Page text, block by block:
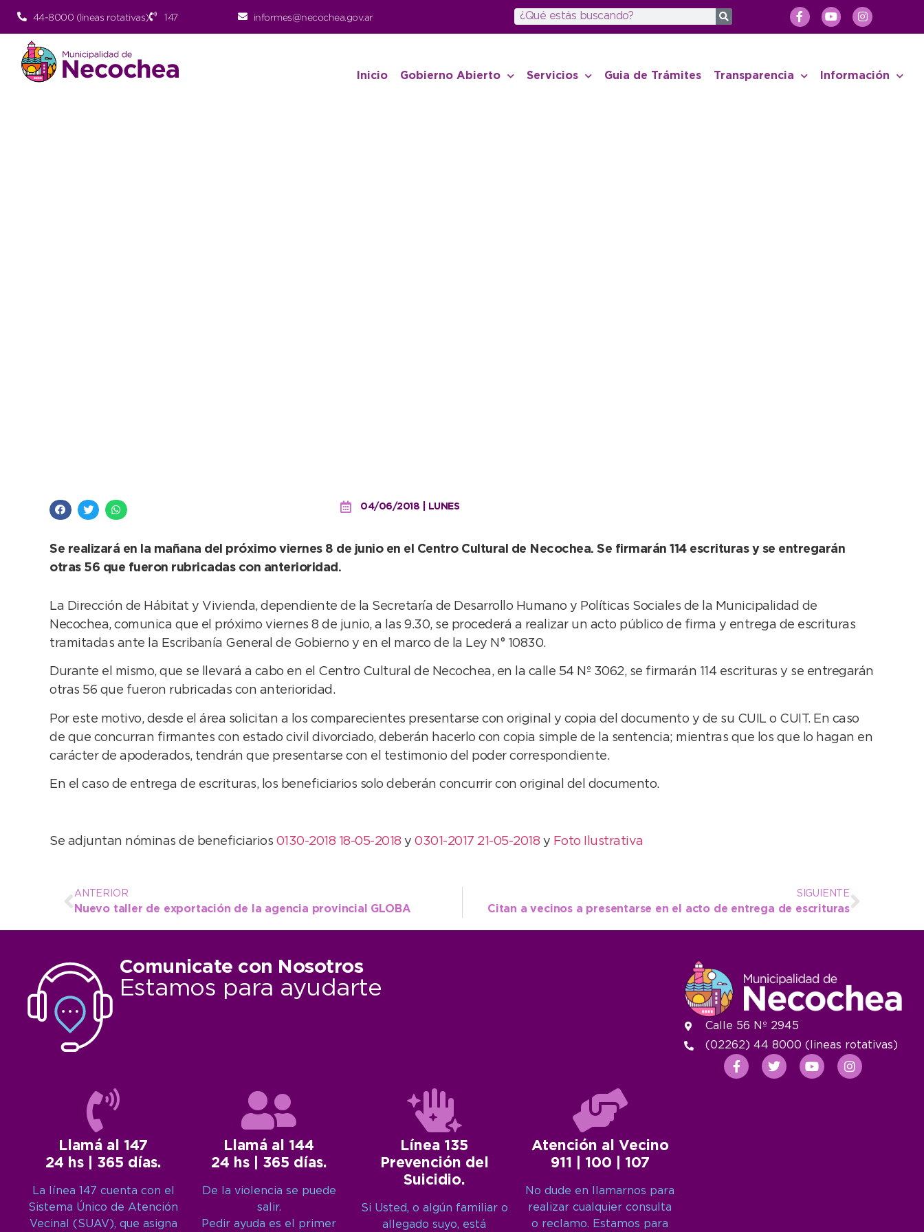
44-8000 (lineas rotativas) 147 informes@necochea.gov.ar
Inicio Gobierno Abierto Servicios Guia de Trámites Transparencia Información
04/06/2018 | LUNES
Se realizará en la mañana del próximo viernes 8 de junio en el Centro Cultural de Necochea. Se firmarán 114 escrituras y se entregarán
otras 56 que fueron rubricadas con anterioridad.
La Dirección de Hábitat y Vivienda, dependiente de la Secretaría de Desarrollo Humano y Políticas Sociales de la Municipalidad de
Necochea, comunica que el próximo viernes 8 de junio, a las 9.30, se procederá a realizar un acto público de firma y entrega de escrituras
tramitadas ante la Escribanía General de Gobierno y en el marco de la Ley N° 10830.
Durante el mismo, que se llevará a cabo en el Centro Cultural de Necochea, en la calle 54 Nº 3062, se firmarán 114 escrituras y se entregarán
otras 56 que fueron rubricadas con anterioridad.
Por este motivo, desde el área solicitan a los comparecientes presentarse con original y copia del documento y de su CUIL o CUIT. En caso
de que concurran firmantes con estado civil divorciado, deberán hacerlo con copia simple de la sentencia; mientras que los que lo hagan en
carácter de apoderados, tendrán que presentarse con el testimonio del poder correspondiente.
En el caso de entrega de escrituras, los beneficiarios solo deberán concurrir con original del documento.
Se adjuntan nóminas de beneficiarios 0130-2018 18-05-2018 y 0301-2017 21-05-2018 y Foto Ilustrativa
ANTERIOR
Nuevo taller de exportación de la agencia provincial GLOBA
SIGUIENTE
Citan a vecinos a presentarse en el acto de entrega de escrituras
Comunicate con Nosotros
Estamos para ayudarte
Llamá al 147
24 hs | 365 días.
La línea 147 cuenta con el
Sistema Único de Atención
Vecinal (SUAV), que asigna
Llamá al 144
24 hs | 365 días.
De la violencia se puede
salir.
Pedir ayuda es el primer
Línea 135
Prevención del
Suicidio.
Si Usted, o algún familiar o
allegado suyo, está
Atención al Vecino
911 | 100 | 107
No dude en llamarnos para
realizar cualquier consulta
o reclamo. Estamos para
Calle 56 Nº 2945
(02262) 44 8000 (lineas rotativas)